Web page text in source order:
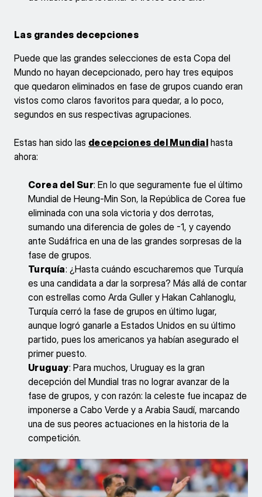
Las grandes decepciones
Puede que las grandes selecciones de esta Copa del
Mundo no hayan decepcionado, pero hay tres equipos
que quedaron eliminados en fase de grupos cuando eran
vistos como claros favoritos para quedar, a lo poco,
segundos en sus respectivas agrupaciones.
Estas han sido las decepciones del Mundial hasta
ahora:
Corea del Sur: En lo que seguramente fue el último
Mundial de Heung-Min Son, la República de Corea fue
eliminada con una sola victoria y dos derrotas,
sumando una diferencia de goles de -1, y cayendo
ante Sudáfrica en una de las grandes sorpresas de la
fase de grupos.
Turquía: ¿Hasta cuándo escucharemos que Turquía
es una candidata a dar la sorpresa? Más allá de contar
con estrellas como Arda Guller y Hakan Cahlanoglu,
Turquía cerró la fase de grupos en último lugar,
aunque logró ganarle a Estados Unidos en su último
partido, pues los americanos ya habían asegurado el
primer puesto.
Uruguay: Para muchos, Uruguay es la gran
decepción del Mundial tras no lograr avanzar de la
fase de grupos, y con razón: la celeste fue incapaz de
imponerse a Cabo Verde y a Arabia Saudí, marcando
una de sus peores actuaciones en la historia de la
competición.